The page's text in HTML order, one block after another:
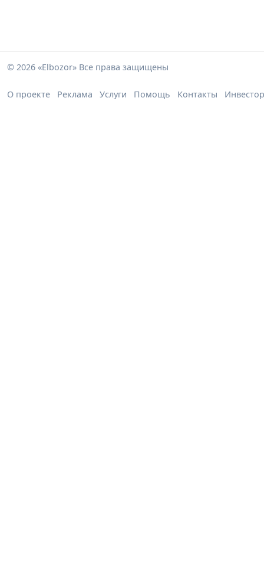
© 2026 «Elbozor» Все права защищены
О проекте Реклама Услуги Помощь Контакты